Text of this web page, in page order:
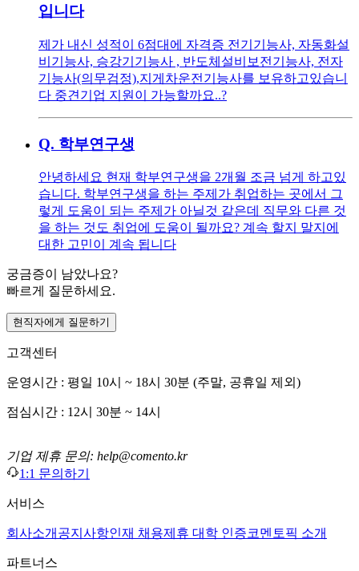
입니다
제가 내신 성적이 6점대에 자격증 전기기능사, 자동화설
비기능사, 승강기기능사 , 반도체설비보전기능사, 전자
기능사(의무검정),지게차운전기능사를 보유하고있습니
다 중견기업 지원이 가능할까요..?
Q. 학부연구생
안녕하세요 현재 학부연구생을 2개월 조금 넘게 하고있
습니다. 학부연구생을 하는 주제가 취업하는 곳에서 그
렇게 도움이 되는 주제가 아닐것 같은데 직무와 다른 것
을 하는 것도 취업에 도움이 될까요? 계속 할지 말지에
대한 고민이 계속 됩니다
궁금증이 남았나요?
빠르게 질문하세요.
현직자에게 질문하기
고객센터
운영시간 : 평일 10시 ~ 18시 30분 (주말, 공휴일 제외)
점심시간 : 12시 30분 ~ 14시
기업 제휴 문의: help@comento.kr
1:1 문의하기
서비스
회사소개 공지사항인재 채용제휴 대학 인증코멘토픽 소개
파트너스